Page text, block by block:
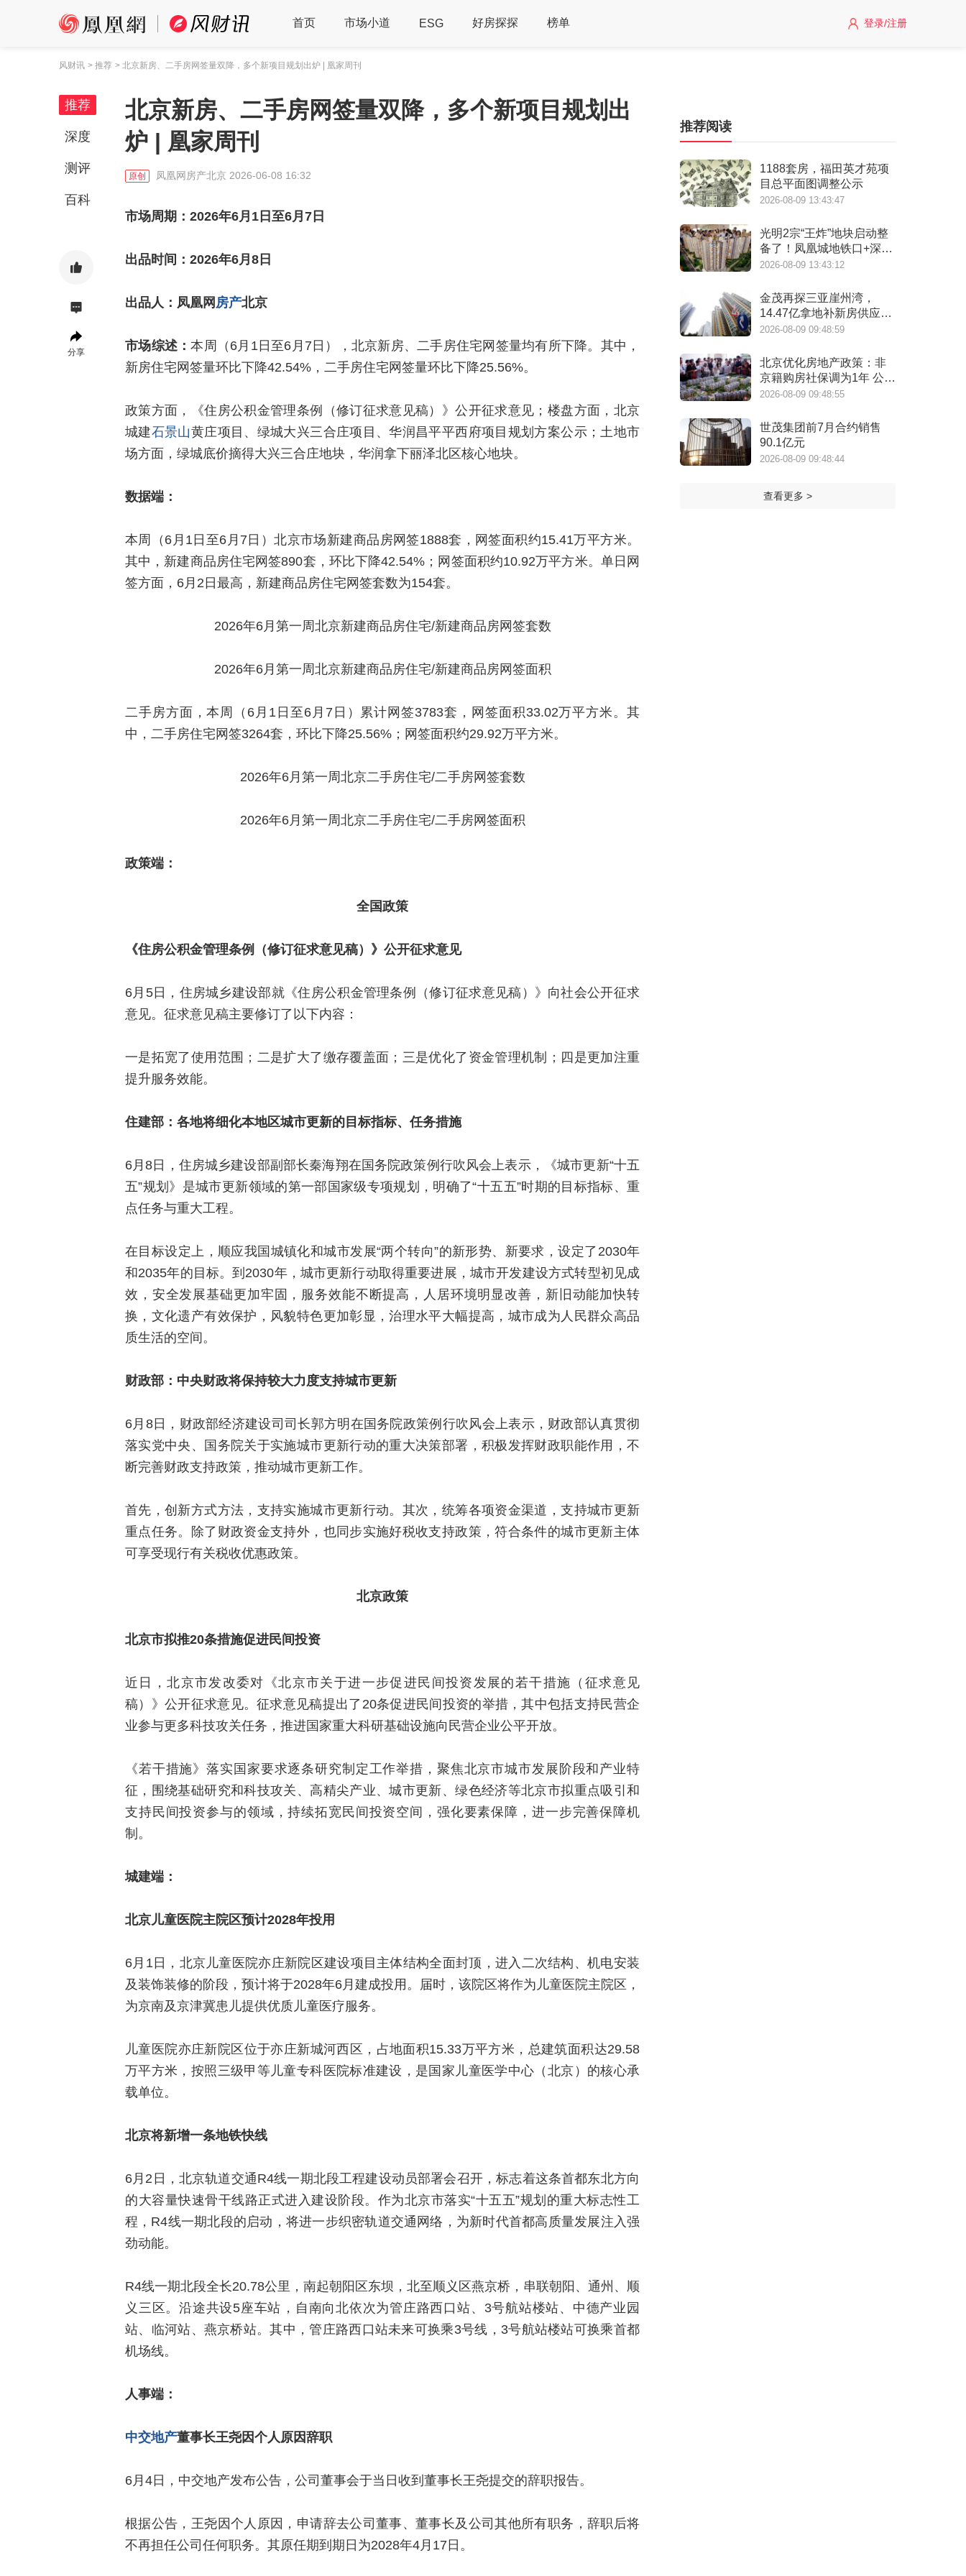
首页 市场小道 ESG 好房探探 榜单 登录/注册
风财讯 > 推荐 > 北京新房、二手房网签量双降，多个新项目规划出炉 | 凰家周刊
推荐
深度
测评
百科
分享
北京新房、二手房网签量双降，多个新项目规划出
炉 | 凰家周刊
原创 凤凰网房产北京 2026-06-08 16:32
市场周期：2026年6月1日至6月7日
出品时间：2026年6月8日
出品人：凤凰网 房产北京
市场综述：本周（6月1日至6月7日），北京新房、二手房住宅网签量均有所下降。其中，
新房住宅网签量环比下降42.54%，二手房住宅网签量环比下降25.56%。
政策方面，《住房公积金管理条例（修订征求意见稿）》公开征求意见；楼盘方面，北京
城建石景山黄庄项目、绿城大兴三合庄项目、华润昌平平西府项目规划方案公示；土地市
场方面，绿城底价摘得大兴三合庄地块，华润拿下丽泽北区核心地块。
数据端：
本周（6月1日至6月7日）北京市场新建商品房网签1888套，网签面积约15.41万平方米。
其中，新建商品房住宅网签890套，环比下降42.54%；网签面积约10.92万平方米。单日网
签方面，6月2日最高，新建商品房住宅网签套数为154套。
2026年6月第一周北京新建商品房住宅/新建商品房网签套数
2026年6月第一周北京新建商品房住宅/新建商品房网签面积
二手房方面，本周（6月1日至6月7日）累计网签3783套，网签面积33.02万平方米。其
中，二手房住宅网签3264套，环比下降25.56%；网签面积约29.92万平方米。
2026年6月第一周北京二手房住宅/二手房网签套数
2026年6月第一周北京二手房住宅/二手房网签面积
政策端：
全国政策
《住房公积金管理条例（修订征求意见稿）》公开征求意见
6月5日，住房城乡建设部就《住房公积金管理条例（修订征求意见稿）》向社会公开征求
意见。征求意见稿主要修订了以下内容：
一是拓宽了使用范围；二是扩大了缴存覆盖面；三是优化了资金管理机制；四是更加注重
提升服务效能。
住建部：各地将细化本地区城市更新的目标指标、任务措施
6月8日，住房城乡建设部副部长秦海翔在国务院政策例行吹风会上表示，《城市更新“十五
五”规划》是城市更新领域的第一部国家级专项规划，明确了“十五五”时期的目标指标、重
点任务与重大工程。
在目标设定上，顺应我国城镇化和城市发展“两个转向”的新形势、新要求，设定了2030年
和2035年的目标。到2030年，城市更新行动取得重要进展，城市开发建设方式转型初见成
效，安全发展基础更加牢固，服务效能不断提高，人居环境明显改善，新旧动能加快转
换，文化遗产有效保护，风貌特色更加彰显，治理水平大幅提高，城市成为人民群众高品
质生活的空间。
财政部：中央财政将保持较大力度支持城市更新
6月8日，财政部经济建设司司长郭方明在国务院政策例行吹风会上表示，财政部认真贯彻
落实党中央、国务院关于实施城市更新行动的重大决策部署，积极发挥财政职能作用，不
断完善财政支持政策，推动城市更新工作。
首先，创新方式方法，支持实施城市更新行动。其次，统筹各项资金渠道，支持城市更新
重点任务。除了财政资金支持外，也同步实施好税收支持政策，符合条件的城市更新主体
可享受现行有关税收优惠政策。
北京政策
北京市拟推20条措施促进民间投资
近日，北京市发改委对《北京市关于进一步促进民间投资发展的若干措施（征求意见
稿）》公开征求意见。征求意见稿提出了20条促进民间投资的举措，其中包括支持民营企
业参与更多科技攻关任务，推进国家重大科研基础设施向民营企业公平开放。
《若干措施》落实国家要求逐条研究制定工作举措，聚焦北京市城市发展阶段和产业特
征，围绕基础研究和科技攻关、高精尖产业、城市更新、绿色经济等北京市拟重点吸引和
支持民间投资参与的领域，持续拓宽民间投资空间，强化要素保障，进一步完善保障机
制。
城建端：
北京儿童医院主院区预计2028年投用
6月1日，北京儿童医院亦庄新院区建设项目主体结构全面封顶，进入二次结构、机电安装
及装饰装修的阶段，预计将于2028年6月建成投用。届时，该院区将作为儿童医院主院区，
为京南及京津冀患儿提供优质儿童医疗服务。
儿童医院亦庄新院区位于亦庄新城河西区，占地面积15.33万平方米，总建筑面积达29.58
万平方米，按照三级甲等儿童专科医院标准建设，是国家儿童医学中心（北京）的核心承
载单位。
北京将新增一条地铁快线
6月2日，北京轨道交通R4线一期北段工程建设动员部署会召开，标志着这条首都东北方向
的大容量快速骨干线路正式进入建设阶段。作为北京市落实“十五五”规划的重大标志性工
程，R4线一期北段的启动，将进一步织密轨道交通网络，为新时代首都高质量发展注入强
劲动能。
R4线一期北段全长20.78公里，南起朝阳区东坝，北至顺义区燕京桥，串联朝阳、通州、顺
义三区。沿途共设‌5座车站‌，自南向北依次为管庄路西口站、3号航站楼站、中德产业园
站、临河站、燕京桥站。其中，管庄路西口站未来可换乘3号线，3号航站楼站可换乘首都
机场线。
人事端：
中交地产董事长王尧因个人原因辞职
6月4日，中交地产发布公告，公司董事会于当日收到董事长王尧提交的辞职报告。
根据公告，王尧因个人原因，申请辞去公司董事、董事长及公司其他所有职务，辞职后将
不再担任公司任何职务。其原任期到期日为2028年4月17日。
推荐阅读
1188套房，福田英才苑项
目总平面图调整公示
2026-08-09 13:43:47
光明2宗“王炸”地块启动整
备了！凤凰城地铁口+深实
验+商业环绕
2026-08-09 13:43:12
金茂再探三亚崖州湾，
14.47亿拿地补新房供应缺
口
2026-08-09 09:48:59
北京优化房地产政策：非
京籍购房社保调为1年 公积
金最高可贷340万元
2026-08-09 09:48:55
世茂集团前7月合约销售
90.1亿元
2026-08-09 09:48:44
查看更多 >